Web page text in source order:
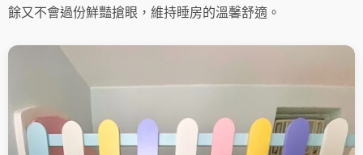
餘又不會過份鮮豔搶眼，維持睡房的溫馨舒適。